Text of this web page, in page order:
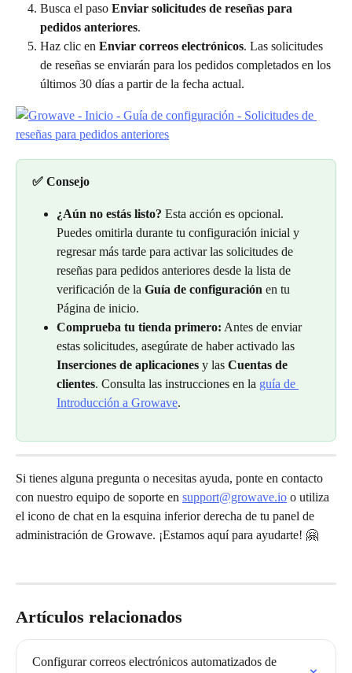
Busca el paso Enviar solicitudes de reseñas para
pedidos anteriores.
Haz clic en Enviar correos electrónicos. Las solicitudes
de reseñas se enviarán para los pedidos completados en los
últimos 30 días a partir de la fecha actual.
✅ Consejo
¿Aún no estás listo? Esta acción es opcional.
Puedes omitirla durante tu configuración inicial y
regresar más tarde para activar las solicitudes de
reseñas para pedidos anteriores desde la lista de
verificación de la Guía de configuración en tu
Página de inicio.
Comprueba tu tienda primero: Antes de enviar
estas solicitudes, asegúrate de haber activado las
Inserciones de aplicaciones y las Cuentas de
clientes. Consulta las instrucciones en la guía de
Introducción a Growave.
Si tienes alguna pregunta o necesitas ayuda, ponte en contacto
con nuestro equipo de soporte en support@growave.io o utiliza
el icono de chat en la esquina inferior derecha de tu panel de
administración de Growave. ¡Estamos aquí para ayudarte! 🤗
Artículos relacionados
Configurar correos electrónicos automatizados de